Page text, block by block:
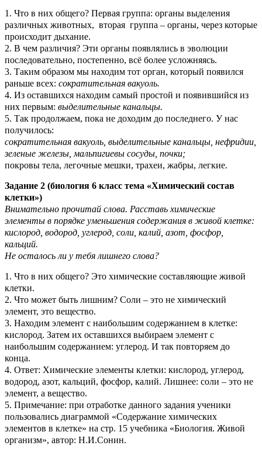
1. Что в них общего? Первая группа: органы выделения
различных животных, вторая группа – органы, через которые
происходит дыхание.
2. В чем различия? Эти органы появлялись в эволюции
последовательно, постепенно, всё более усложняясь.
3. Таким образом мы находим тот орган, который появился
раньше всех: сократительная вакуоль.
4. Из оставшихся находим самый простой и появившийся из
них первым: выделительные канальцы.
5. Так продолжаем, пока не доходим до последнего. У нас
получилось:
сократительная вакуоль, выделительные канальцы, нефридии,
зеленые железы, мальпигиевы сосуды, почки;
покровы тела, легочные мешки, трахеи, жабры, легкие.
Задание 2 (биология 6 класс тема «Химический состав
клетки»)
Внимательно прочитай слова. Расставь химические
элементы в порядке уменьшения содержания в живой клетке:
кислород, водород, углерод, соли, калий, азот, фосфор,
кальций.
Не осталось ли у тебя лишнего слова?
1. Что в них общего? Это химические составляющие живой
клетки.
2. Что может быть лишним? Соли – это не химический
элемент, это вещество.
3. Находим элемент с наибольшим содержанием в клетке:
кислород. Затем их оставшихся выбираем элемент с
наибольшим содержанием: углерод. И так повторяем до
конца.
4. Ответ: Химические элементы клетки: кислород, углерод,
водород, азот, кальций, фосфор, калий. Лишнее: соли – это не
элемент, а вещество.
5. Примечание: при отработке данного задания ученики
пользовались диаграммой «Содержание химических
элементов в клетке» на стр. 15 учебника «Биология. Живой
организм», автор: Н.И.Сонин.